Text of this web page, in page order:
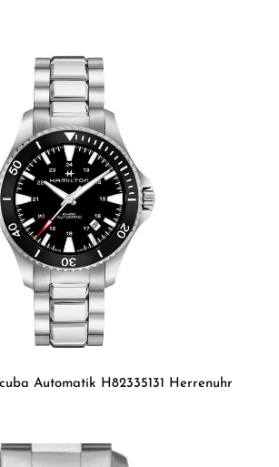
Automatik H82335131 Herrenuhr